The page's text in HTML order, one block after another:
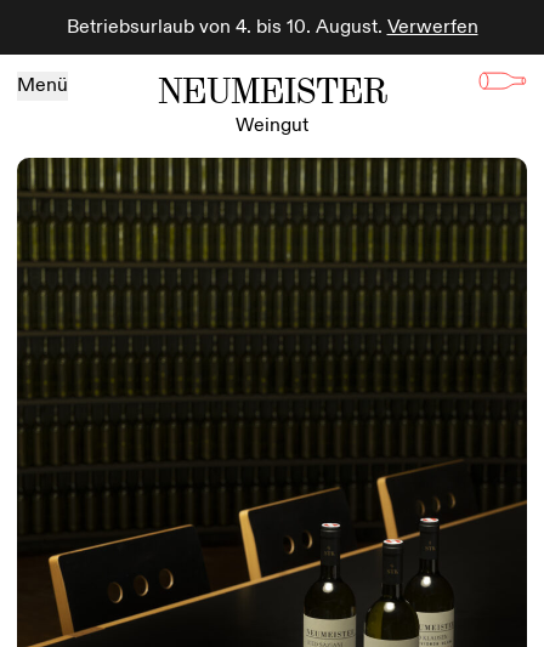
Betriebsurlaub von 4. bis 10. August. Verwerfen
Menü NEUMEISTER
Weingut